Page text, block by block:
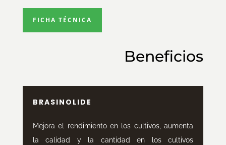
FICHA TÉCNICA
Beneficios
BRASINOLIDE
Mejora el rendimiento en los cultivos, aumenta
la calidad y la cantidad en los cultivos